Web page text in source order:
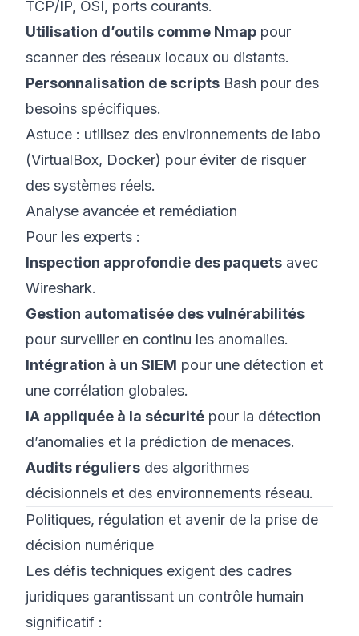
TCP/IP, OSI, ports courants.
Utilisation d’outils comme Nmap pour
scanner des réseaux locaux ou distants.
Personnalisation de scripts Bash pour des
besoins spécifiques.
Astuce : utilisez des environnements de labo
(VirtualBox, Docker) pour éviter de risquer
des systèmes réels.
Analyse avancée et remédiation
Pour les experts :
Inspection approfondie des paquets avec
Wireshark.
Gestion automatisée des vulnérabilités
pour surveiller en continu les anomalies.
Intégration à un SIEM pour une détection et
une corrélation globales.
IA appliquée à la sécurité pour la détection
d’anomalies et la prédiction de menaces.
Audits réguliers des algorithmes
décisionnels et des environnements réseau.
Politiques, régulation et avenir de la prise de
décision numérique
Les défis techniques exigent des cadres
juridiques garantissant un contrôle humain
significatif :